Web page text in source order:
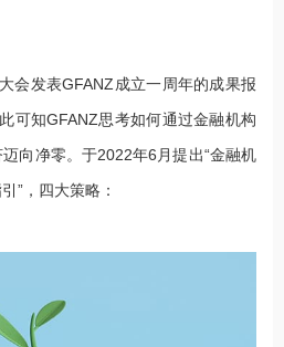
会发表GFANZ成立一周年的成果报
可知GFANZ思考如何通过金融机构
向净零。于2022年6月提出“金融机
”，四大策略：